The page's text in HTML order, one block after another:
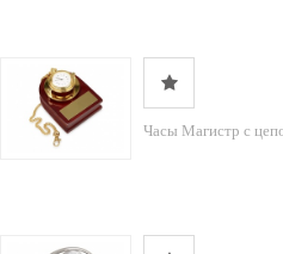
Часы Магистр с